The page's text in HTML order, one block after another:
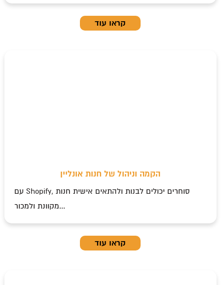
קראו עוד
הקמה וניהול של חנות אונליין
עם Shopify, סוחרים יכולים לבנות ולהתאים אישית חנות
מקוונת ולמכור...
קראו עוד